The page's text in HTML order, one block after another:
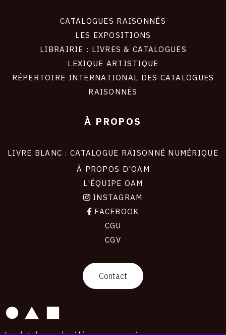
CATALOGUES RAISONNÉS
LES EXPOSITIONS
LIBRAIRIE : LIVRES & CATALOGUES
LEXIQUE ARTISTIQUE
RÉPERTOIRE INTERNATIONAL DES CATALOGUES
RAISONNÉS
À PROPOS
LIVRE BLANC : CATALOGUE RAISONNÉ NUMÉRIQUE
À PROPOS D'OAM
L'ÉQUIPE OAM
INSTAGRAM
FACEBOOK
CGU
CGV
Contact